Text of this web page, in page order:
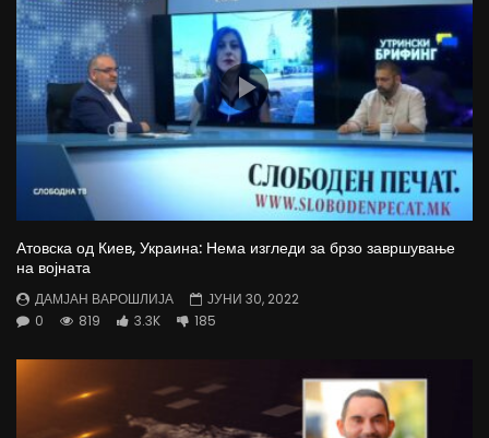
Атовска од Киев, Украина: Нема изгледи за брзо завршување
на војната
ДАМЈАН ВАРОШЛИЈА
ЈУНИ 30, 2022
0
819 3.3K 185